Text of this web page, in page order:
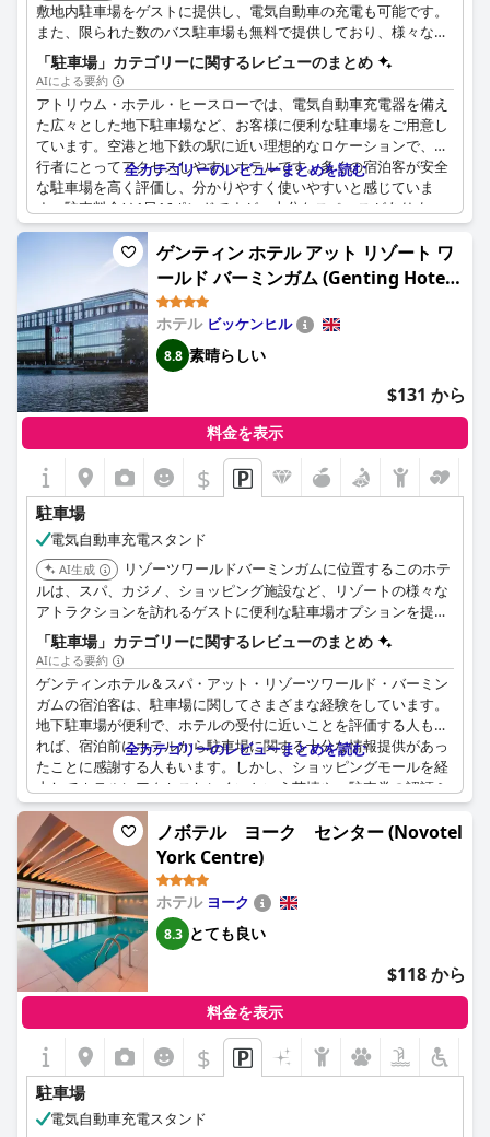
敷地内駐車場をゲストに提供し、電気自動車の充電も可能です。
また、限られた数のバス駐車場も無料で提供しており、様々な旅
行ニーズに対応する利便性を高めています。
「駐車場」カテゴリーに関するレビューのまとめ
AIによる要約
アトリウム・ホテル・ヒースローでは、電気自動車充電器を備え
た広々とした地下駐車場など、お客様に便利な駐車場をご用意し
ています。空港と地下鉄の駅に近い理想的なロケーションで、旅
行者にとってアクセスしやすいホテルです。多くの宿泊客が安全
な駐車場を高く評価し、分かりやすく使いやすいと感じていま
す。駐車料金は1日16ポンドですが、十分なスペースがありま
す。地下駐車場は運転しにくい場合がある、必要な時にゲートが
閉まっていることがあるという意見もありました。全体として、
追加料金はかかるものの、駐車場設備は実用的であると利用者は
感じています。
全カテゴリーのレビューまとめを読む
ゲンティン ホテル アット リゾート ワ
ールド バーミンガム (Genting Hotel
& Spa at Resorts World
Birmingham)
ホテル ビッケンヒル
8.8 素晴らしい
$131 から
料金を表示
$
駐車場
電気自動車充電スタンド
AI生成
リゾーツワールドバーミンガムに位置するこのホテ
ルは、スパ、カジノ、ショッピング施設など、リゾートの様々な
アトラクションを訪れるゲストに便利な駐車場オプションを提供
しています。これにより、ゲストはホテルとリゾートの設備に簡
単にアクセスできます。
「駐車場」カテゴリーに関するレビューのまとめ
AIによる要約
ゲンティンホテル＆スパ・アット・リゾーツワールド・バーミン
ガムの宿泊客は、駐車場に関してさまざまな経験をしています。
地下駐車場が便利で、ホテルの受付に近いことを評価する人もい
れば、宿泊前にホテルから駐車場に関する十分な情報提供があっ
たことに感謝する人もいます。しかし、ショッピングモールを経
由してホテルにアクセスしにくいという苦情や、駐車券の認証ミ
スによる料金の高騰といった問題もありました。駐車場が良好で
利用しやすいと満足する人もいれば、ホテルの有料駐車場で車が
いたずらされたにもかかわらず、ほとんど救済措置がないという
人もいました。ホテルには電気自動車用の充電設備が整っていま
したが、利用できるのは4台のみでした。全体として、ホテルの
駐車場はさまざまな経験が入り混じっているため、車で来る場合
は、すべての選択肢と潜在的なマイナス面を考慮して検討する必
要があります。
全カテゴリーのレビューまとめを読む
ノボテル ヨーク センター (Novotel
York Centre)
ホテル ヨーク
8.3 とても良い
$118 から
料金を表示
$
駐車場
電気自動車充電スタンド